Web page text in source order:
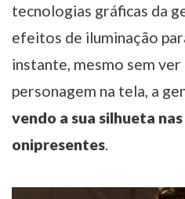
tecnologias gráficas da
efeitos de iluminação
instante, mesmo sem
personagem na tela, a
vendo a sua silhueta
onipresentes.